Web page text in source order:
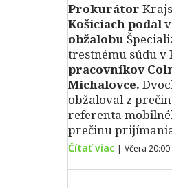
Prokurátor
Košiciach podal
obžalobu
trestnému súdu v
pracovníkov
Michalovce.
obžaloval z
referenta
prečinu
Čítať viac | Včera 20:00